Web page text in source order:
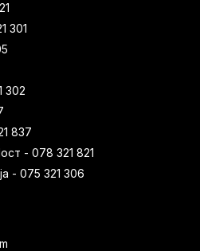
301
302
837
- 078 321 821
- 075 321 306